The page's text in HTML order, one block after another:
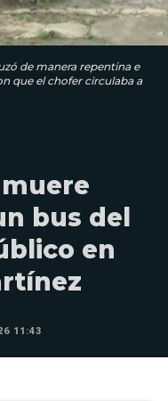
de manera repentina e
que el chofer circulaba a
bus del
en
11:43